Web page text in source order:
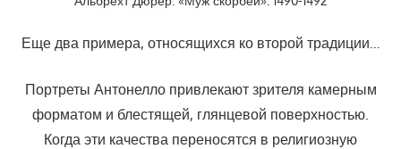
Еще два примера, относящихся ко второй традиции…
Портреты Антонелло привлекают зрителя камерным
форматом и блестящей, глянцевой поверхностью.
Когда эти качества переносятся в религиозную